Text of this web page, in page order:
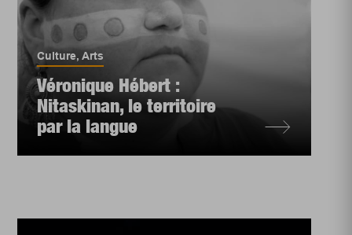
Culture,Arts
Véronique Hébert :
Nitaskinan, le territoire
par la langue